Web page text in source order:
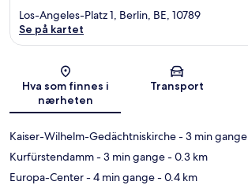
Kart
Los-Angeles-Platz 1, Berlin, BE, 10789
Se på kartet
Hva som finnes i
nærheten
Transport
Kaiser-Wilhelm-Gedächtniskirche- 3 min gange
Kurfürstendamm- 3 min gange- 0.3 km
Europa-Center- 4 min gange- 0.4 km